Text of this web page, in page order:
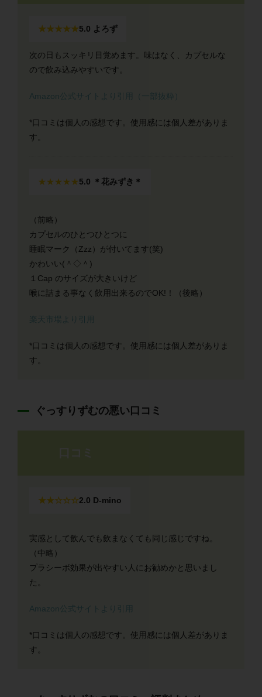
★★★★★5.0 よろず
次の日もスッキリ目覚めます。味はなく、カプセルな
ので飲み込みやすいです。
Amazon公式サイトより引用（一部抜粋）
*口コミは個人の感想です。使用感には個人差がありま
す。
★★★★★5.0 ＊花みずき＊
（前略）
カプセルのひとつひとつに
睡眠マーク（Zzz）が付いてます(笑)
かわいい(＾◇＾)
１Cap のサイズが大きいけど
喉に詰まる事なく飲用出来るのでOK!！
（後略）
楽天市場より引用
*口コミは個人の感想です。使用感には個人差がありま
す。
ぐっすりずむの悪い口コミ
★★☆☆☆2.0 D-mino
実感として飲んでも飲まなくても同じ感じですね。
（中略）
プラシーボ効果が出やすい人にお勧めかと思いまし
た。
Amazon公式サイトより引用
*口コミは個人の感想です。使用感には個人差がありま
す。